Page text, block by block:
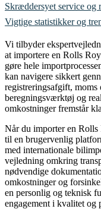
Skræddersyet service
Vigtige statistikker og
Vi tilbyder
at importere en Rolls
gøre hele
kan navigere sikkert
registreringsafgift,
beregningsværktøj og
omkostninger fremstår
Når du importer en Rolls
til en brugervenlig
med internationale
vejledning omkring
nødvendige
omkostninger og
en personlig og teknisk
engagement i kvalitet og